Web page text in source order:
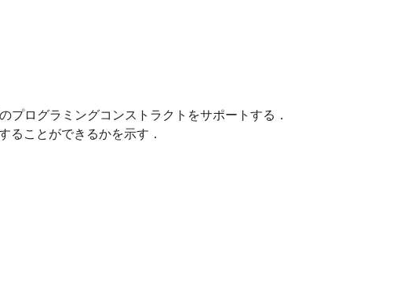
プログラミングコンストラクトをサポートする．
ることができるかを示す．